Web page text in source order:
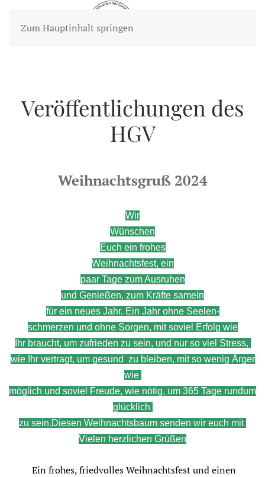
Zum Hauptinhalt springen
Veröffentlichungen des
HGV
Weihnachtsgruß 2024
Wir
Wünschen
Euch ein frohes
Weihnachtsfest, ein
paar Tage zum Ausruhen
und Genießen, zum Kräfte sameln
für ein neues Jahr. Ein Jahr ohne Seelen-
schmerzen und ohne Sorgen, mit soviel Erfolg wie
Ihr braucht, um zufrieden zu sein, und nur so viel Stress,
wie Ihr vertragt, um gesund
zu bleiben, mit so wenig Ärger
wie
möglich und soviel Freude, wie nötig, um 365 Tage rundum
glücklich
zu sein.Diesen Weihnachtsbaum senden wir euch mit
Vielen herzlichen Grüßen
Ein frohes, friedvolles Weihnachtsfest und einen